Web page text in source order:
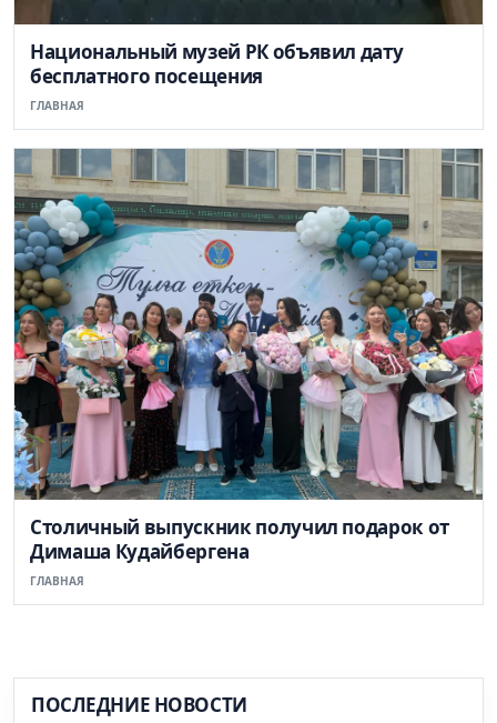
Национальный музей РК объявил дату
бесплатного посещения
ГЛАВНАЯ
Столичный выпускник получил подарок от
Димаша Кудайбергена
ГЛАВНАЯ
ПОСЛЕДНИЕ НОВОСТИ